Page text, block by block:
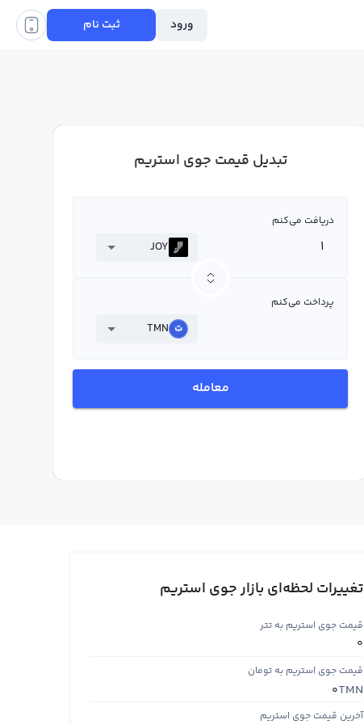
ورود ثبت نام
تبدیل قیمت جوی استریم
دریافت می‌کنم
JOY
پرداخت می‌کنم
TMN
معامله
تغییرات لحظه‌ای بازار جوی استریم
قیمت جوی استریم به تتر
0
قیمت جوی استریم به تومان
TMN
0
آخرین قیمت جوی استریم